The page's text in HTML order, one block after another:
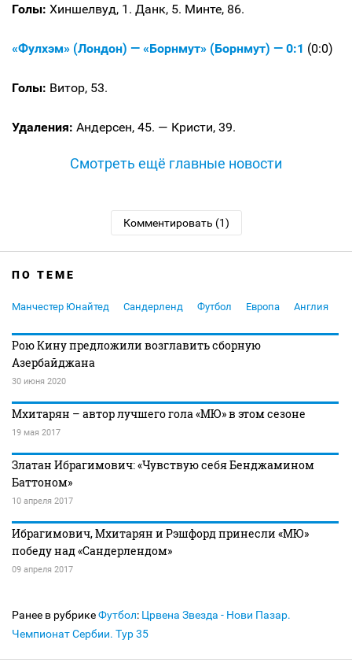
Голы: Хиншелвуд, 1. Данк, 5. Минте, 86.
«Фулхэм» (Лондон) — «Борнмут» (Борнмут) — 0:1 (0:0)
Голы: Витор, 53.
Удаления: Андерсен, 45. — Кристи, 39.
Смотреть ещё главные новости
Комментировать (1)
ПО ТЕМЕ
Манчестер Юнайтед Сандерленд Футбол Европа Англия
Рою Кину предложили возглавить сборную
Азербайджана
30 июня 2020
Мхитарян – автор лучшего гола «МЮ» в этом сезоне
19 мая 2017
Златан Ибрагимович: «Чувствую себя Бенджамином
Баттоном»
10 апреля 2017
Ибрагимович, Мхитарян и Рэшфорд принесли «МЮ»
победу над «Сандерлендом»
09 апреля 2017
Ранее в рубрикеФутбол: Црвена Звезда - Нови Пазар.
Чемпионат Сербии. Тур 35